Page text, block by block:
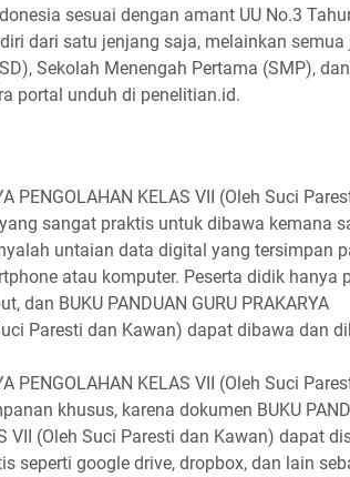
sesuai dengan amant UU No.3
dari satu jenjang saja, melainkan semua
Sekolah Menengah Pertama (SMP),
portal unduh di penelitian.id.
PENGOLAHAN KELAS VII (Oleh Suci
sangat praktis untuk dibawa kemana
untaian data digital yang tersimpan
atau komputer. Peserta didik hanya
dan BUKU PANDUAN GURU PRAKARYA
Paresti dan Kawan) dapat dibawa dan
PENGOLAHAN KELAS VII (Oleh Suci
khusus, karena dokumen BUKU
VII (Oleh Suci Paresti dan Kawan) dapat
seperti google drive, dropbox, dan lain